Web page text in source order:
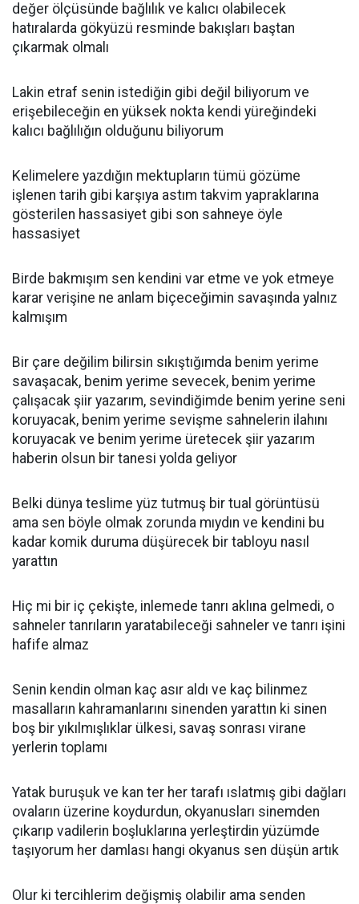
değer ölçüsünde bağlılık ve kalıcı olabilecek
hatıralarda gökyüzü resminde bakışları baştan
çıkarmak olmalı
Lakin etraf senin istediğin gibi değil biliyorum ve
erişebileceğin en yüksek nokta kendi yüreğindeki
kalıcı bağlılığın olduğunu biliyorum
Kelimelere yazdığın mektupların tümü gözüme
işlenen tarih gibi karşıya astım takvim yapraklarına
gösterilen hassasiyet gibi son sahneye öyle
hassasiyet
Birde bakmışım sen kendini var etme ve yok etmeye
karar verişine ne anlam biçeceğimin savaşında yalnız
kalmışım
Bir çare değilim bilirsin sıkıştığımda benim yerime
savaşacak, benim yerime sevecek, benim yerime
çalışacak şiir yazarım, sevindiğimde benim yerine seni
koruyacak, benim yerime sevişme sahnelerin ilahını
koruyacak ve benim yerime üretecek şiir yazarım
haberin olsun bir tanesi yolda geliyor
Belki dünya teslime yüz tutmuş bir tual görüntüsü
ama sen böyle olmak zorunda mıydın ve kendini bu
kadar komik duruma düşürecek bir tabloyu nasıl
yarattın
Hiç mi bir iç çekişte, inlemede tanrı aklına gelmedi, o
sahneler tanrıların yaratabileceği sahneler ve tanrı işini
hafife almaz
Senin kendin olman kaç asır aldı ve kaç bilinmez
masalların kahramanlarını sinenden yarattın ki sinen
boş bir yıkılmışlıklar ülkesi, savaş sonrası virane
yerlerin toplamı
Yatak buruşuk ve kan ter her tarafı ıslatmış gibi dağları
ovaların üzerine koydurdun, okyanusları sinemden
çıkarıp vadilerin boşluklarına yerleştirdin yüzümde
taşıyorum her damlası hangi okyanus sen düşün artık
Olur ki tercihlerim değişmiş olabilir ama senden